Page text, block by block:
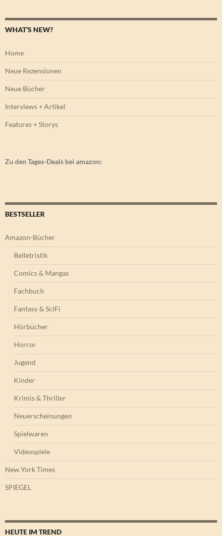
WHAT’S NEW?
Home
Neue Rezensionen
Neue Bücher
Interviews + Artikel
Features + Storys
Zu den Tages-Deals bei amazon:
BESTSELLER
Amazon-Bücher
Belletristik
Comics & Mangas
Fachbuch
Fantasy & SciFi
Hörbücher
Horror
Jugend
Kinder
Krimis & Thriller
Neuerscheinungen
Spielwaren
Videospiele
New York Times
SPIEGEL
HEUTE IM TREND